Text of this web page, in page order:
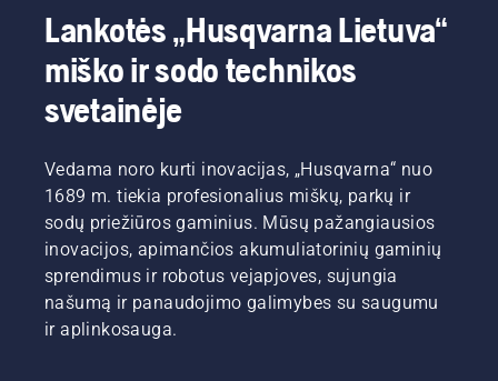
Lankotės „Husqvarna Lietuva“
miško ir sodo technikos
svetainėje
Vedama noro kurti inovacijas, „Husqvarna“ nuo
1689 m. tiekia profesionalius miškų, parkų ir
sodų priežiūros gaminius. Mūsų pažangiausios
inovacijos, apimančios akumuliatorinių gaminių
sprendimus ir robotus vejapjoves, sujungia
našumą ir panaudojimo galimybes su saugumu
ir aplinkosauga.